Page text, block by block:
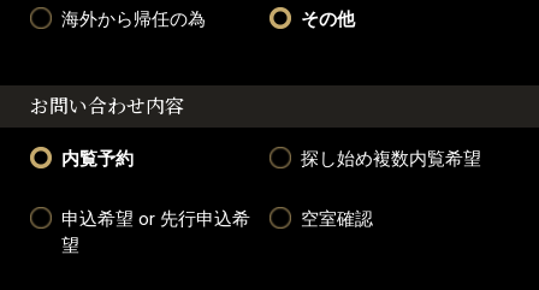
海外から帰任の為 その他
お問い合わせ内容
内覧予約 探し始め複数内覧希望
申込希望 or 先行申込希
望
空室確認